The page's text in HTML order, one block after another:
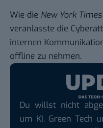
Wie die New York
veranlasste die
internen
offline zu nehmen.
Du willst nicht
um KI, Green Tech